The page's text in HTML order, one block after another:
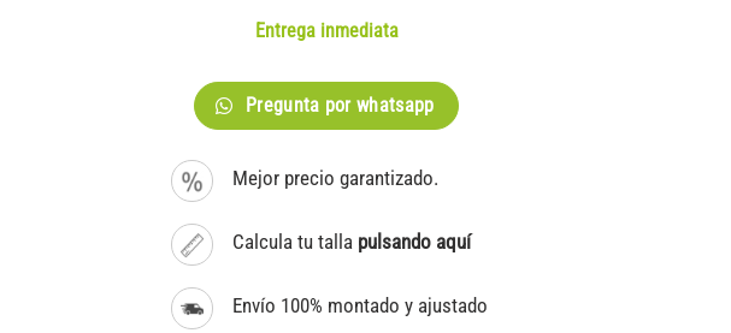
Entrega inmediata
Pregunta por whatsapp
Mejor precio garantizado.
Calcula tu talla pulsando aquí
Envío 100% montado y ajustado